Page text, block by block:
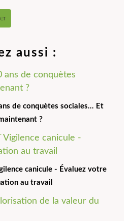
aussi :
de conquètes sociales... Et
?
canicule - Évaluez votre
au travail